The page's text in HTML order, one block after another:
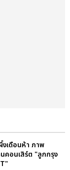
เดือนห้า ภาพ
คอนเสิร์ต "ลูกกรุง